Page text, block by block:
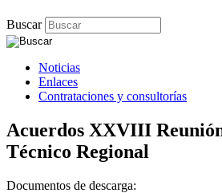
Buscar
Noticias
Enlaces
Contrataciones y consultorías
Acuerdos XXVIII
Técnico Regional
Documentos de descarga: